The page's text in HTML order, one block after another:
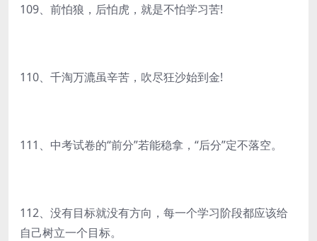
109、前怕狼，后怕虎，就是不怕学习苦!
110、千淘万漉虽辛苦，吹尽狂沙始到金!
111、中考试卷的“前分”若能稳拿，“后分”定不落空。
112、没有目标就没有方向，每一个学习阶段都应该给
自己树立一个目标。